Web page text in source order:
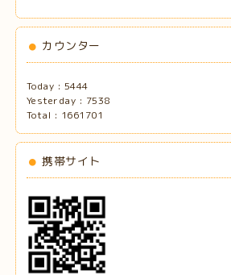
カウンター
Today : 5444
Yesterday : 7538
Total : 1661701
携帯サイト